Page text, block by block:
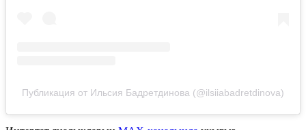
Публикация от Ильсия Бадретдинова (@ilsiiabadretdinova)